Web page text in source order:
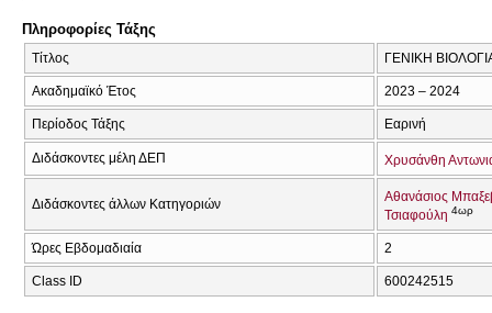
Πληροφορίες Τάξης
Τίτλος ΓΕΝΙΚΗ
Ακαδημαϊκό Έτος 2023 – 2024
Περίοδος Τάξης Εαρινή
Διδάσκοντες μέλη ΔΕΠ Χρυσάνθη
Διδάσκοντες άλλων Κατηγοριών
Αθανάσιος
Τσιαφούλη 4ωρ
Ώρες Εβδομαδιαία 2
Class ID 600242515